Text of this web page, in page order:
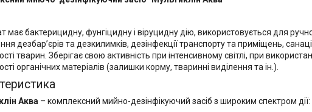
має бактерицидну, фунгіцидну і віруцидну дію, використовується для
дезбар’єрів та дезкилимків, дезінфекції транспорту та приміщень,
тварин. Зберігає свою активність при інтенсивному світлі, при
органічних матеріалів (залишки корму, тваринні виділення та ін.).
Аква – комплексний мийно-дезінфікуючий засіб з широким спектром дії: